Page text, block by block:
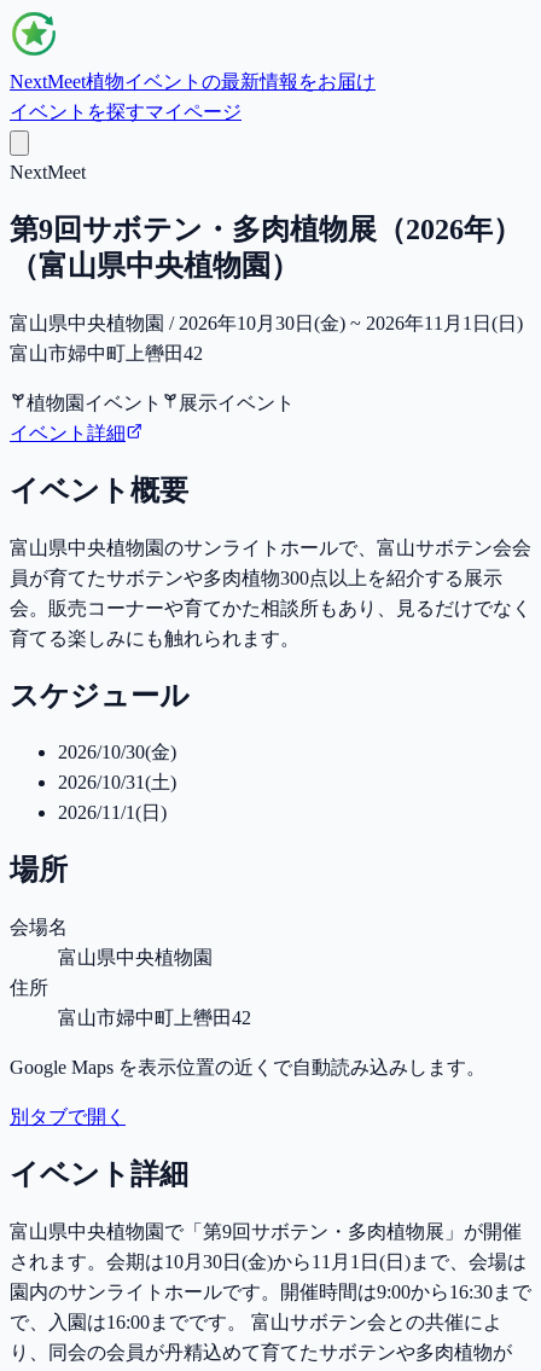
NextMeet植物イベントの最新情報をお届け
イベントを探すマイページ
NextMeet
第9回サボテン・多肉植物展（2026年）
（富山県中央植物園）
富山県中央植物園 / 2026年10月30日(金) ~ 2026年11月1日(日)
富山市婦中町上轡田42
植物園イベント
展示イベント
イベント詳細
イベント概要
富山県中央植物園のサンライトホールで、富山サボテン会会
員が育てたサボテンや多肉植物300点以上を紹介する展示
会。販売コーナーや育てかた相談所もあり、見るだけでなく
育てる楽しみにも触れられます。
スケジュール
2026/10/30(金)
2026/10/31(土)
2026/11/1(日)
場所
会場名
富山県中央植物園
住所
富山市婦中町上轡田42
Google Maps を表示位置の近くで自動読み込みします。
別タブで開く
イベント詳細
富山県中央植物園で「第9回サボテン・多肉植物展」が開催
されます。会期は10月30日(金)から11月1日(日)まで、会場は
園内のサンライトホールです。開催時間は9:00から16:30まで
で、入園は16:00までです。 富山サボテン会との共催によ
り、同会の会員が丹精込めて育てたサボテンや多肉植物が